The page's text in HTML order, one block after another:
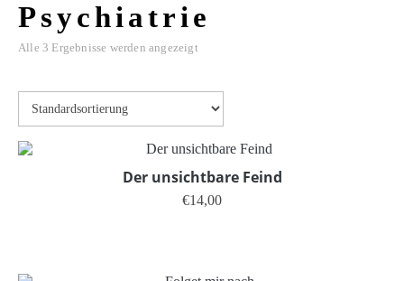
Psychiatrie
Alle 3 Ergebnisse werden angezeigt
Der unsichtbare Feind
€14,00